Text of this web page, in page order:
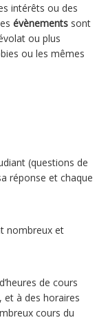
intérêts ou des
évènements sont
ou plus
ou les mêmes
(questions de
réponse et chaque
nombreux et
de cours
et à des horaires
cours du